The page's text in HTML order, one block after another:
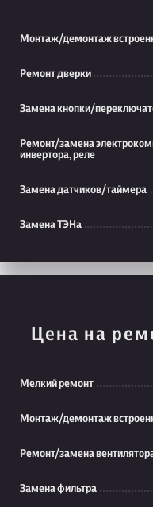
Монтаж/демонтаж
Ремонт дверки
Замена кнопки/
Ремонт/замена
инвертора, реле
Замена датчиков/таймера
Замена ТЭНа
Цена на
Мелкий ремонт
Монтаж/демонтаж
Ремонт/замена
Замена фильтра